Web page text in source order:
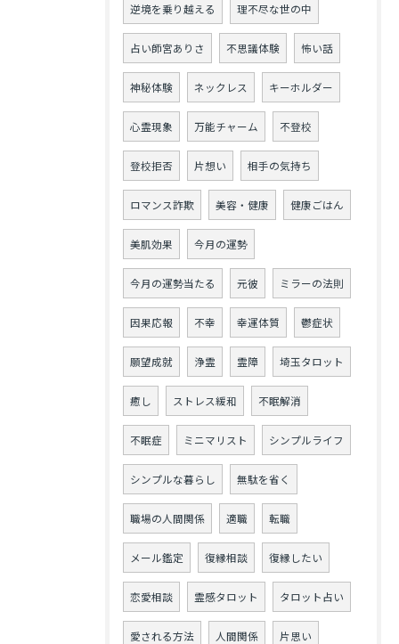
逆境を乗り越える 理不尽な世の中
占い師宮ありさ 不思議体験 怖い話
神秘体験 ネックレス キーホルダー
心霊現象 万能チャーム 不登校
登校拒否 片想い 相手の気持ち
ロマンス詐欺 美容・健康 健康ごはん
美肌効果 今月の運勢
今月の運勢当たる 元彼 ミラーの法則
因果応報 不幸 幸運体質 鬱症状
願望成就 浄霊 霊障 埼玉タロット
癒し ストレス緩和 不眠解消
不眠症 ミニマリスト シンプルライフ
シンプルな暮らし 無駄を省く
職場の人間関係 適職 転職
メール鑑定 復縁相談 復縁したい
恋愛相談 霊感タロット タロット占い
愛される方法 人間関係 片思い